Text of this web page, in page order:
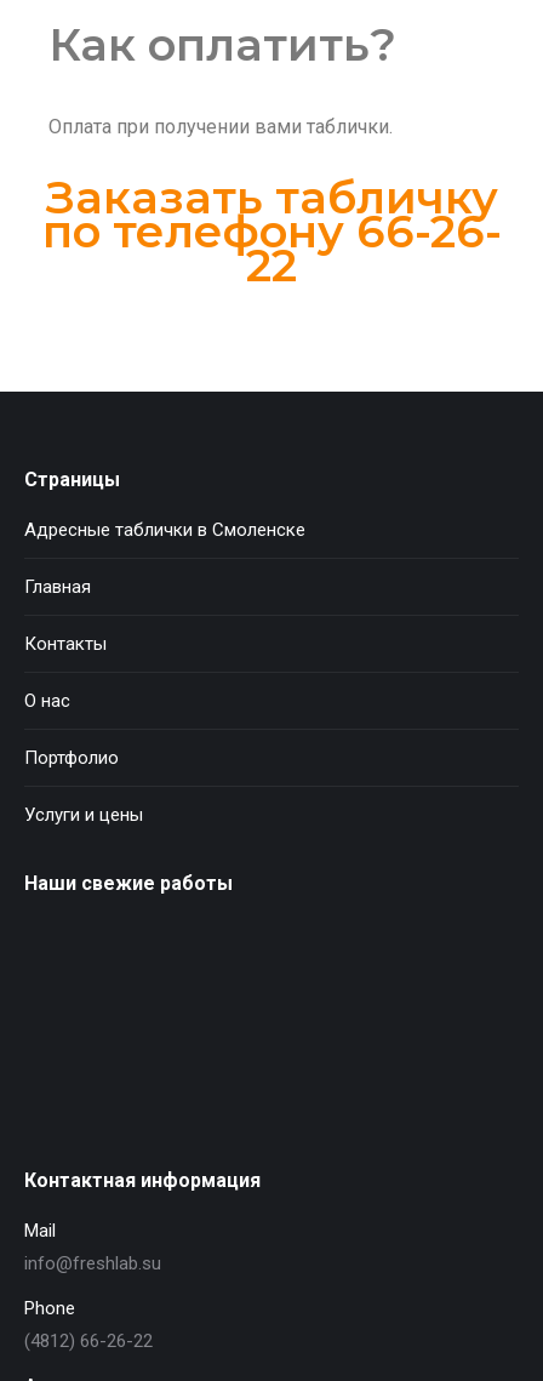
Как оплатить?
Оплата при получении вами таблички.
Заказать табличку
по телефону 66-26-
22
Страницы
Адресные таблички в Смоленске
Главная
Контакты
О нас
Портфолио
Услуги и цены
Наши свежие работы
Контактная информация
Mail
info@freshlab.su
Phone
(4812) 66-26-22